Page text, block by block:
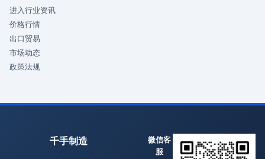
进入行业资讯
价格行情
出口贸易
市场动态
政策法规
千手制造
微信客
服